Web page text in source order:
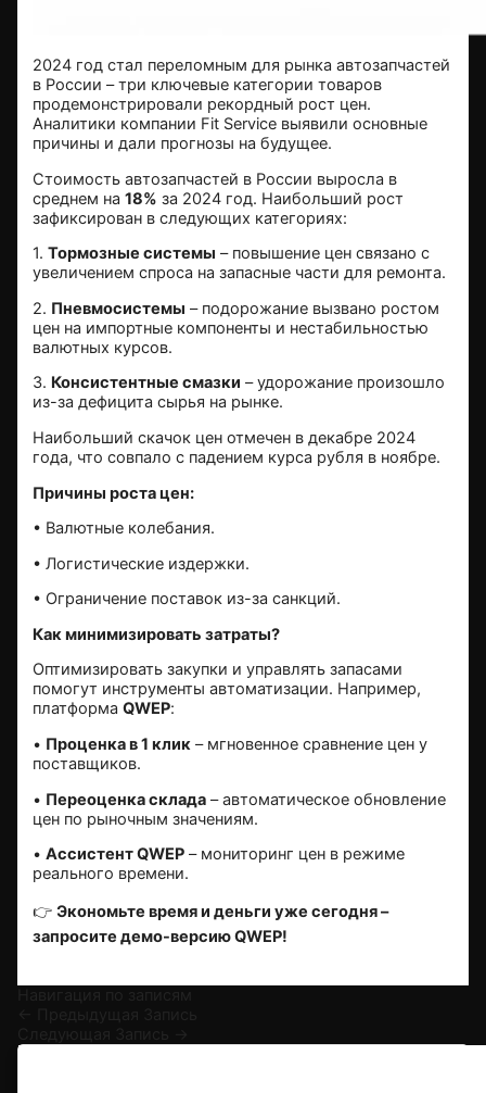
2024 год стал переломным для рынка автозапчастей
в России – три ключевые категории товаров
продемонстрировали рекордный рост цен.
Аналитики компании Fit Service выявили основные
причины и дали прогнозы на будущее.
Стоимость автозапчастей в России выросла в
среднем на18% за 2024 год. Наибольший рост
зафиксирован в следующих категориях:
1.Тормозные системы – повышение цен связано с
увеличением спроса на запасные части для ремонта.
2. Пневмосистемы – подорожание вызвано ростом
цен на импортные компоненты и нестабильностью
валютных курсов.
3. Консистентные смазки – удорожание произошло
из-за дефицита сырья на рынке.
Наибольший скачок цен отмечен в декабре 2024
года, что совпало с падением курса рубля в ноябре.
Причины роста цен:
• Валютные колебания.
• Логистические издержки.
• Ограничение поставок из-за санкций.
Как минимизировать затраты?
Оптимизировать закупки и управлять запасами
помогут инструменты автоматизации. Например,
платформаQWEP:
• Проценка в 1 клик – мгновенное сравнение цен у
поставщиков.
• Переоценка склада – автоматическое обновление
цен по рыночным значениям.
•Ассистент QWEP – мониторинг цен в режиме
реального времени.
👉Экономьте время и деньги уже сегодня –
запросите демо-версию QWEP!